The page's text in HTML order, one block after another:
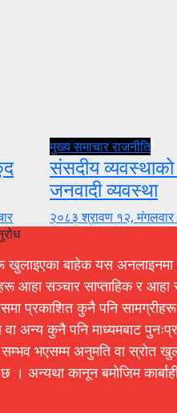
मुख्य समाचारराजनीति
संसदीय
जनवादी व्यवस्था
२०८३ श्रावण १२,
खुलाइएका बाहेक यस अनलाइनमा
आहा सञ्चार साप्ताहिक र आहा
प्रकाशित कुनै पनि सामग्रीहरू
वा अन्य कुनै पनि माध्यमबाट
भएसम्म अनुमति वा स्रोत
। अन्यथा कानून बमोजिम